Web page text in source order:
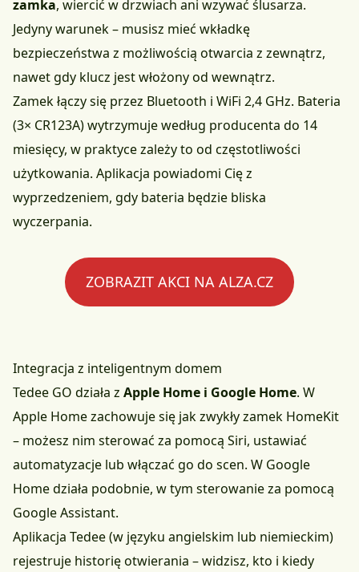
zamka, wiercić w drzwiach ani wzywać ślusarza.
Jedyny warunek – musisz mieć wkładkę
bezpieczeństwa z możliwością otwarcia z zewnątrz,
nawet gdy klucz jest włożony od wewnątrz.
Zamek łączy się przez Bluetooth i WiFi 2,4 GHz. Bateria
(3× CR123A) wytrzymuje według producenta do 14
miesięcy, w praktyce zależy to od częstotliwości
użytkowania. Aplikacja powiadomi Cię z
wyprzedzeniem, gdy bateria będzie bliska
wyczerpania.
ZOBRAZIT AKCI NA ALZA.CZ
Integracja z inteligentnym domem
Tedee GO działa z Apple Home i Google Home. W
Apple Home zachowuje się jak zwykły zamek HomeKit
– możesz nim sterować za pomocą Siri, ustawiać
automatyzacje lub włączać go do scen. W Google
Home działa podobnie, w tym sterowanie za pomocą
Google Assistant.
Aplikacja Tedee (w języku angielskim lub niemieckim)
rejestruje historię otwierania – widzisz, kto i kiedy